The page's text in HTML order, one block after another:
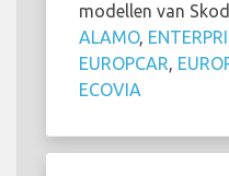
modellen van
ALAMO,
EUROPCAR,
ECOVIA